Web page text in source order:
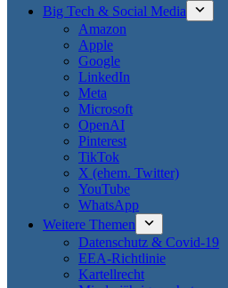
Big Tech & Social Media
Amazon
Apple
Google
LinkedIn
Meta
Microsoft
OpenAI
Pinterest
TikTok
X (ehem. Twitter)
YouTube
WhatsApp
Weitere Themen
Datenschutz & Covid-19
EEA-Richtlinie
Kartellrecht